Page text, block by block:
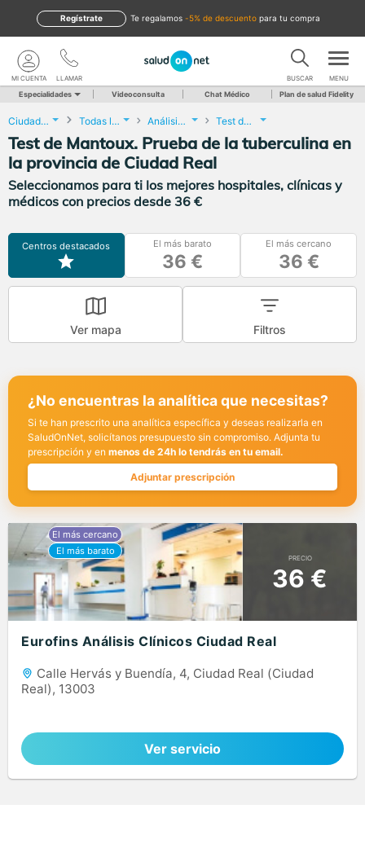
te regalamos -5% de descuento para tu compra
Regístrate
LLAMAR
MI CUENTA BUSCAR MENU
Especialidades Videoconsulta Chat Médico Plan de salud Fidelity
Ciudad Real Todas las localidades Análisis Clínicos Test de Mantoux. Prueba de la tuberculina
Test de Mantoux. Prueba de la tuberculina en
la provincia de Ciudad Real
Seleccionamos para ti los mejores hospitales, clínicas y
médicos con precios desde 36 €
Centros destacados El más barato
36 €
El más cercano
36 €
Ver mapa Filtros
¿No encuentras la analítica que necesitas?
Si te han prescrito una analítica específica y deseas realizarla en
SaludOnNet, solicítanos presupuesto sin compromiso. Adjunta tu
prescripción y en menos de 24h lo tendrás en tu email.
Adjuntar prescripción
PRECIO
36 €
Eurofins Análisis Clínicos Ciudad Real
Calle Hervás y Buendía, 4, Ciudad Real (Ciudad
Real), 13003
Ver servicio